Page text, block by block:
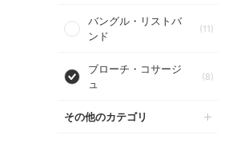
バングル・リストバ
ンド
(11)
ブローチ・コサージ
ュ
(8)
その他のカテゴリ